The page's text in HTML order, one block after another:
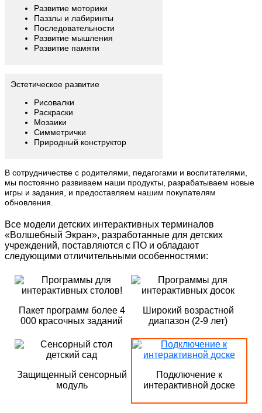
Развитие моторики
Паззлы и лабиринты
Последовательности
Развитие мышления
Развитие памяти
Эстетическое развитие
Рисовалки
Раскраски
Мозаики
Симметрички
Природный конструктор
В сотрудничестве с родителями, педагогами и воспитателями,
мы постоянно развиваем наши продукты, разрабатываем новые
игры и задания, и предоставляем нашим покупателям
обновления.
Все модели детских интерактивных терминалов
«Волшебный Экран», разработанные для детских
учреждений, поставляются с ПО и обладают
следующими отличительными особенностями:
Пакет программ более 4
000 красочных заданий
Широкий возрастной
диапазон (2-9 лет)
Защищенный сенсорный
модуль
Подключение к
интерактивной доске